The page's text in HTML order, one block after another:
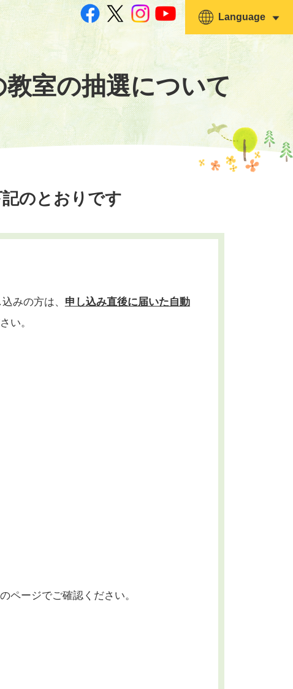
室の抽選について
Language
のとおりです
みの方は、 申し込み直後に届いた自動
い。
ページでご確認ください。